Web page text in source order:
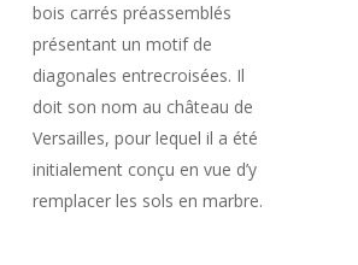
bois carrés préassemblés
présentant un motif de
diagonales entrecroisées. Il
doit son nom au château de
Versailles, pour lequel il a été
initialement conçu en vue d’y
remplacer les sols en marbre.